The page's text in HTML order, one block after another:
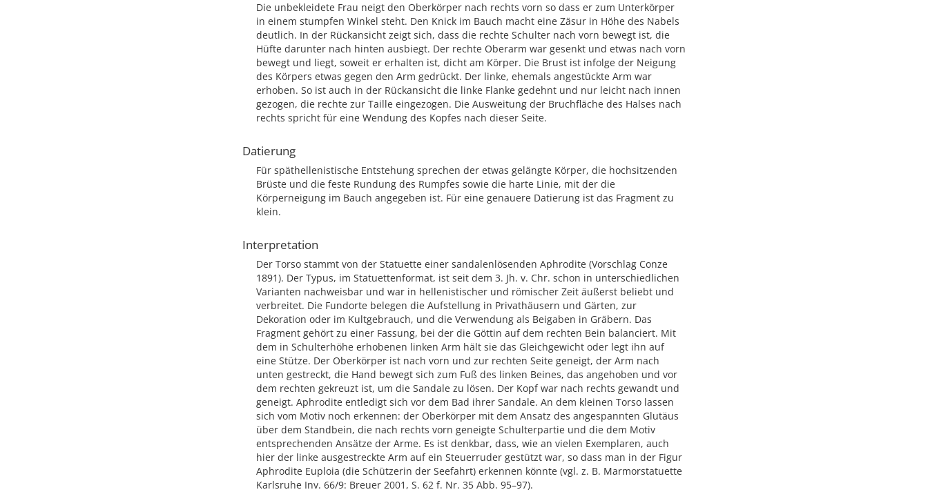
Die unbekleidete Frau neigt den Oberkörper nach rechts vorn so dass er zum Unterkörper
in einem stumpfen Winkel steht. Den Knick im Bauch macht eine Zäsur in Höhe des Nabels
deutlich. In der Rückansicht zeigt sich, dass die rechte Schulter nach vorn bewegt ist, die
Hüfte darunter nach hinten ausbiegt. Der rechte Oberarm war gesenkt und etwas nach vorn
bewegt und liegt, soweit er erhalten ist, dicht am Körper. Die Brust ist infolge der Neigung
des Körpers etwas gegen den Arm gedrückt. Der linke, ehemals angestückte Arm war
erhoben. So ist auch in der Rückansicht die linke Flanke gedehnt und nur leicht nach innen
gezogen, die rechte zur Taille eingezogen. Die Ausweitung der Bruchfläche des Halses nach
rechts spricht für eine Wendung des Kopfes nach dieser Seite.
Datierung
Für späthellenistische Entstehung sprechen der etwas gelängte Körper, die hochsitzenden
Brüste und die feste Rundung des Rumpfes sowie die harte Linie, mit der die
Körperneigung im Bauch angegeben ist. Für eine genauere Datierung ist das Fragment zu
klein.
Interpretation
Der Torso stammt von der Statuette einer sandalenlösenden Aphrodite (Vorschlag Conze
1891). Der Typus, im Statuettenformat, ist seit dem 3. Jh. v. Chr. schon in unterschiedlichen
Varianten nachweisbar und war in hellenistischer und römischer Zeit äußerst beliebt und
verbreitet. Die Fundorte belegen die Aufstellung in Privathäusern und Gärten, zur
Dekoration oder im Kultgebrauch, und die Verwendung als Beigaben in Gräbern. Das
Fragment gehört zu einer Fassung, bei der die Göttin auf dem rechten Bein balanciert. Mit
dem in Schulterhöhe erhobenen linken Arm hält sie das Gleichgewicht oder legt ihn auf
eine Stütze. Der Oberkörper ist nach vorn und zur rechten Seite geneigt, der Arm nach
unten gestreckt, die Hand bewegt sich zum Fuß des linken Beines, das angehoben und vor
dem rechten gekreuzt ist, um die Sandale zu lösen. Der Kopf war nach rechts gewandt und
geneigt. Aphrodite entledigt sich vor dem Bad ihrer Sandale. An dem kleinen Torso lassen
sich vom Motiv noch erkennen: der Oberkörper mit dem Ansatz des angespannten Glutäus
über dem Standbein, die nach rechts vorn geneigte Schulterpartie und die dem Motiv
entsprechenden Ansätze der Arme. Es ist denkbar, dass, wie an vielen Exemplaren, auch
hier der linke ausgestreckte Arm auf ein Steuerruder gestützt war, so dass man in der Figur
Aphrodite Euploia (die Schützerin der Seefahrt) erkennen könnte (vgl. z. B. Marmorstatuette
Karlsruhe Inv. 66/9: Breuer 2001, S. 62 f. Nr. 35 Abb. 95–97).